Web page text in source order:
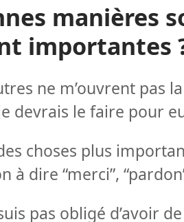
manières
importantes
ne m’ouvrent pas
devrais le faire pour
choses plus
à dire “merci”,
pas obligé d’avoir